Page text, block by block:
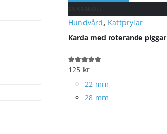
Hundvård, Kattprylar
Karda med roterande piggar
5.00 out of 5
125 kr
22 mm
28 mm